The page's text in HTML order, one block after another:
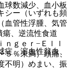
球数減少、血小板
、逆流性食道
ｇｅｒ−Ｅｌｌ
％未満）頭痛、
不明）めまい、振
シー（いずれも頻
血管性浮腫、気管
、溶血性貧血、